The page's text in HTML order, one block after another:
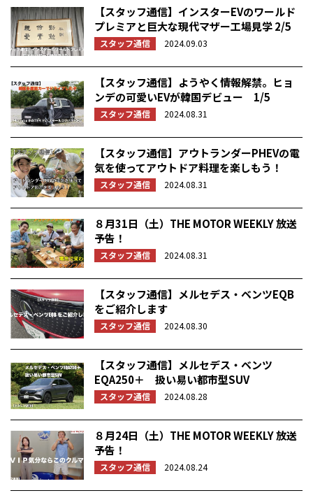
【スタッフ通信】インスターEVのワールド
プレミアと巨大な現代マザー工場見学 2/5
スタッフ通信 2024.09.03
【スタッフ通信】ようやく情報解禁。ヒョ
ンデの可愛いEVが韓国デビュー 1/5
スタッフ通信 2024.08.31
【スタッフ通信】アウトランダーPHEVの電
気を使ってアウトドア料理を楽しもう！
スタッフ通信 2024.08.31
８月31日（土）THE MOTOR WEEKLY 放送
予告！
スタッフ通信 2024.08.31
【スタッフ通信】メルセデス・ベンツEQB
をご紹介します
スタッフ通信 2024.08.30
【スタッフ通信】メルセデス・ベンツ
EQA250＋ 扱い易い都市型SUV
スタッフ通信 2024.08.28
８月24日（土）THE MOTOR WEEKLY 放送
予告！
スタッフ通信 2024.08.24